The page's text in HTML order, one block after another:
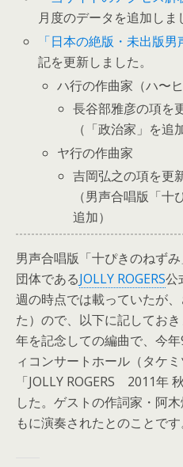
月度のデータを追加しま
「日本の絶版・未出版男
記を更新しました。
ハ行の作曲家（ハ〜ヒ
長谷部雅彦の項を
（「政治家」を追
ヤ行の作曲家
吉岡弘之の項を更
（男声合唱版「十
追加）
男声合唱版「十ぴきのねず
団体であるJOLLY ROGERS公
週の時点では載っていたが
た）ので、以下に記してお
年を記念しての編曲で、今
ィコンサートホール（タケ
「JOLLY ROGERS 2011年
した。ゲストの作詞家・阿
もに演奏されたとのことです